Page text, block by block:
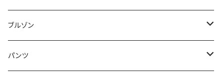
50/XL～
48/L
50/XL～
46/M
48/L
～44/S
46/M
ブルゾン
～44/S
パンツ